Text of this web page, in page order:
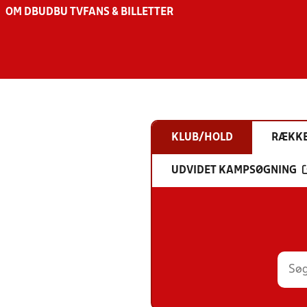
OM DBU DBU TV FANS & BILLETTER
KLUB/HOLD
UDVIDET KAMPSØGNING